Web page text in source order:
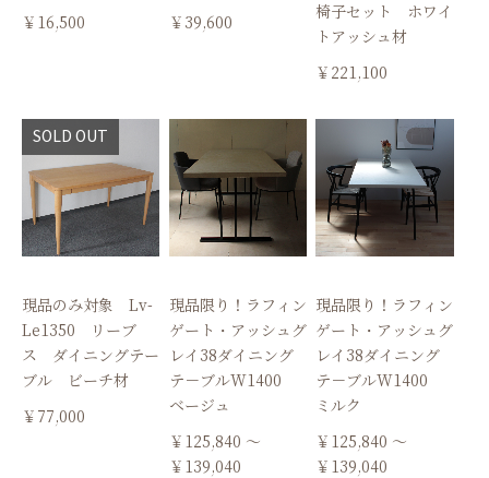
￥16,500
￥39,600
椅子セット ホワイ
トアッシュ材
￥221,100
SOLD OUT
現品のみ対象 Lv-
Le1350 リーブ
ス ダイニングテー
ブル ビーチ材
￥77,000
現品限り！ラフィン
ゲート・アッシュグ
レイ38ダイニング
テ－ブルW1400
ベージュ
￥125,840 ～
￥139,040
現品限り！ラフィン
ゲート・アッシュグ
レイ38ダイニング
テ－ブルW1400
ミルク
￥125,840 ～
￥139,040